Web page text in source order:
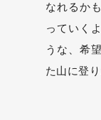
なれるか
っていく
うな、希
た山に登